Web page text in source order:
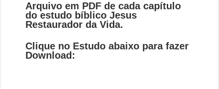
Arquivo em PDF de cada capítulo
do estudo bíblico Jesus
Restaurador da Vida.
Clique no Estudo abaixo para fazer
Download: